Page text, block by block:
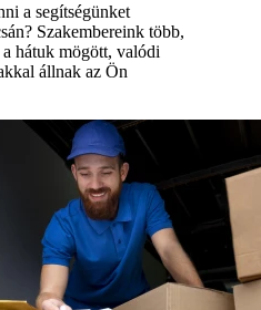
a segítségünket
Szakembereink több,
hátuk mögött, valódi
állnak az Ön